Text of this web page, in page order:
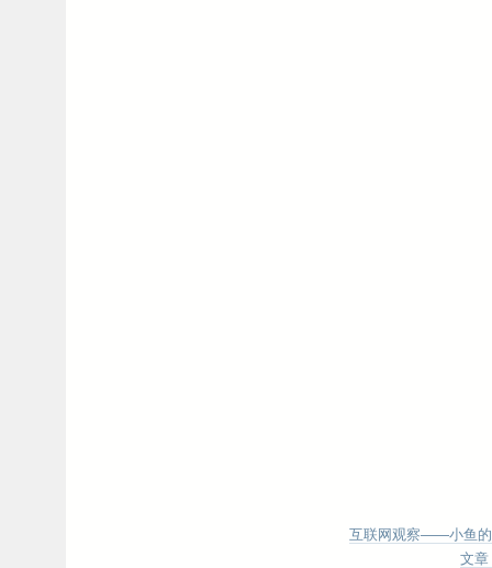
互联网观察——小鱼的
文章